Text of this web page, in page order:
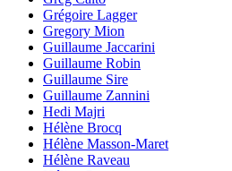
Grégoire Lagger
Gregory Mion
Guillaume Jaccarini
Guillaume Robin
Guillaume Sire
Guillaume Zannini
Hedi Majri
Hélène Brocq
Hélène Masson-Maret
Hélène Raveau